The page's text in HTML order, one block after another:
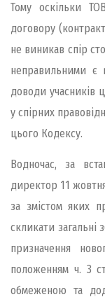
Тому оскільки
договору
не виникав спір
неправильними є
доводи учасників
у спірних
цього Кодексу.
Водночас, за
директор 11
за змістом яких
скликати
призначення
положенням ч. 3
обмеженою та